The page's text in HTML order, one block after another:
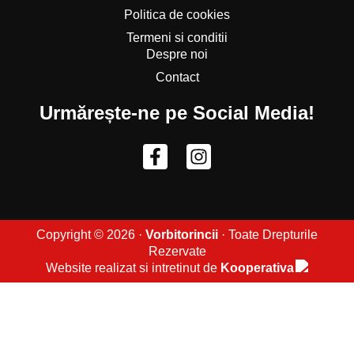
Politica de cookies
Termeni si conditii
Despre noi
Contact
Urmărește-ne pe Social Media!
Copyright © 2026 · Vorbitorincii · Toate Drepturile
Rezervate
Website realizat si intretinut de Kooperativa